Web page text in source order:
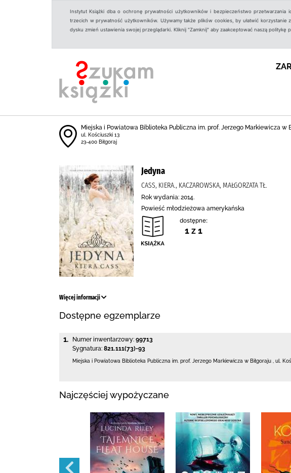
Instytut Książki dba o ochronę prywatności użytkowników i bezpieczeństwo
trzecich w prywatność użytkowników. Używamy także plików cookies, by ułatwić
dysku zmień ustawienia swojej przeglądarki. Kliknij "Zamknij" aby zaakceptować naszą politykę
Miejska i Powiatowa Biblioteka Publiczna im. prof. Jerzego Markiewicza w
ul. Kościuszki 13
23-400 Biłgoraj
Jedyna
CASS, KIERA., KACZAROWSKA, MAŁGORZATA TŁ.
Rok wydania: 2014.
Powieść młodzieżowa amerykańska
dostępne:
1 z 1
Więcej informacji
Dostępne egzemplarze
1. Numer inwentarzowy: 99713
Sygnatura: 821.111(73)-93
Miejska i Powiatowa Biblioteka Publiczna im. prof. Jerzego Markiewicza w Biłgoraju ul.
Najczęściej wypożyczane